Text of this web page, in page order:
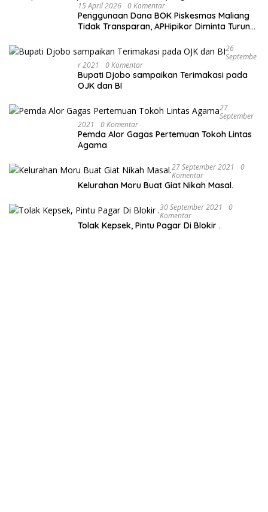
15 April 2026 0 Komentar
Penggunaan Dana BOK Piskesmas Maliang
Tidak Transparan, APHipikor Diminta Turun
26
Septembe
R 2021
0 Komentar
Bupati Djobo sampaikan Terimakasi pada
OJK dan BI
27
September
2021
0 Komentar
Pemda Alor Gagas Pertemuan Tokoh Lintas
Agama
27 September 2021
0
Komentar
Kelurahan Moru Buat Giat Nikah Masal.
30 September 2021
0
Komentar
Tolak Kepsek, Pintu Pagar Di Blokir .